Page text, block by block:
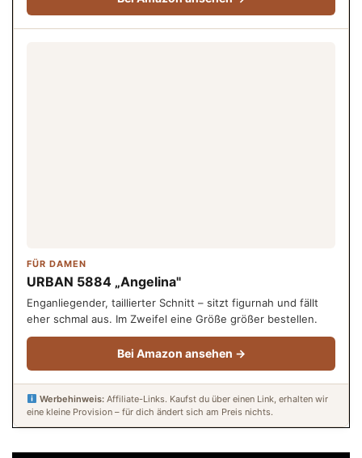
FÜR DAMEN
URBAN 5884 „Angelina"
Enganliegender, taillierter Schnitt – sitzt figurnah und fällt
eher schmal aus. Im Zweifel eine Größe größer bestellen.
Bei Amazon ansehen →
Werbehinweis:Affiliate-Links. Kaufst du über einen Link, erhalten wir
eine kleine Provision – für dich ändert sich am Preis nichts.